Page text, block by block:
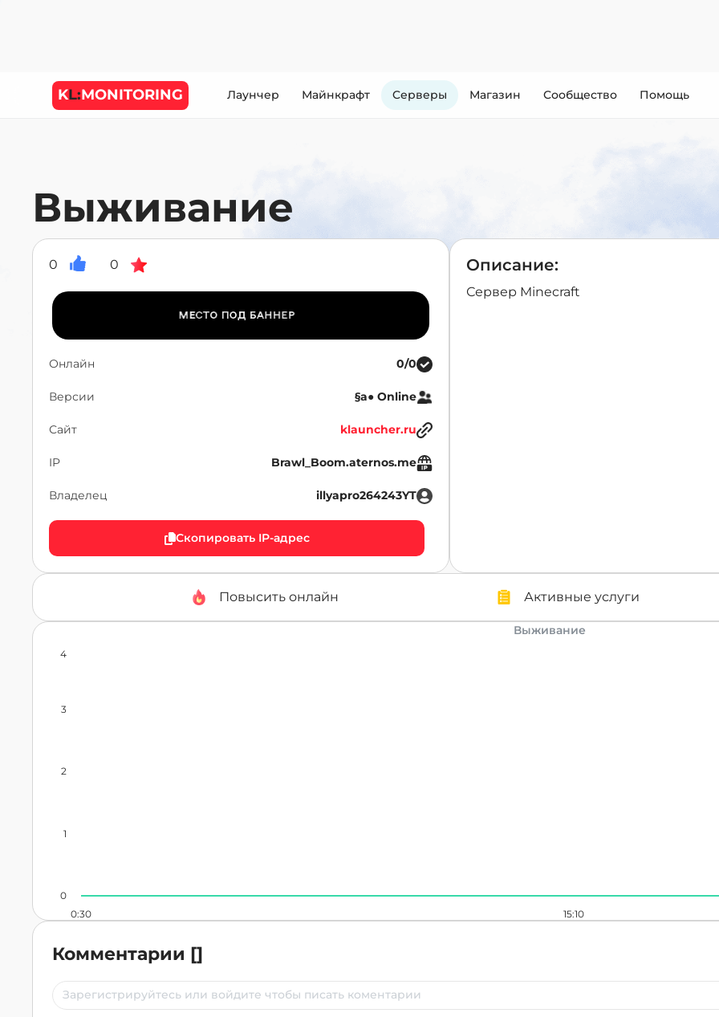
KL:MONITORING Лаунчер Майнкрафт Cерверы Магазин Сообщество Помощь
Выживание
0 0
Онлайн 0/0
Версии §a● Online
Сайт klauncher.ru
IP Brawl_Boom.aternos.me
Владелец illyapro264243YT
Скопировать IP-адрес
Описание:
Сервер Minecraft
Повысить онлайн Активные услуги
Выживание
0:30 15:10
0
1
2
3
4
Комментарии []